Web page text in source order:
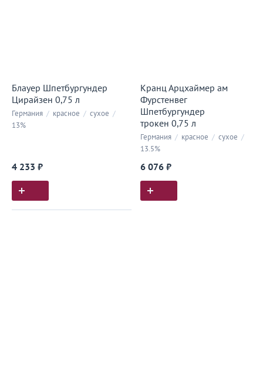
Блауер Шпетбургундер
Цирайзен 0,75 л
Германия / красное / сухое /
13%
4 233 ₽
Кранц Арцхаймер ам
Фурстенвег
Шпетбургундер
трокен 0,75 л
Германия / красное / сухое /
13.5%
6 076 ₽